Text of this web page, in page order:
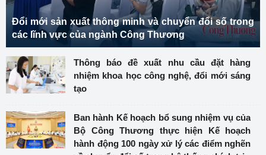
Đổi mới sản xuất thông minh và chuyển đổi số trong
các lĩnh vực của ngành Công Thương
Thông báo đề xuất nhu cầu đặt hàng
nhiệm khoa học công nghệ, đổi mới sáng
tạo
Ban hành Kế hoạch bổ sung nhiệm vụ của
Bộ Công Thương thực hiện Kế hoạch
hành động 100 ngày xử lý các điểm nghẽn